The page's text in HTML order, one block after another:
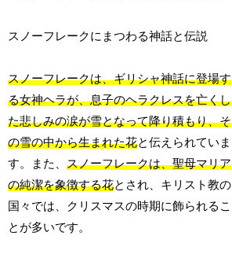
スノーフレークにまつわる神話と伝説
スノーフレークは、ギリシャ神話に登場す
る女神ヘラが、息子のヘラクレスを亡くし
た悲しみの涙が雪となって降り積もり、そ
の雪の中から生まれた花と伝えられていま
す。また、スノーフレークは、聖母マリア
の純潔を象徴する花とされ、キリスト教の
国々では、クリスマスの時期に飾られるこ
とが多いです。